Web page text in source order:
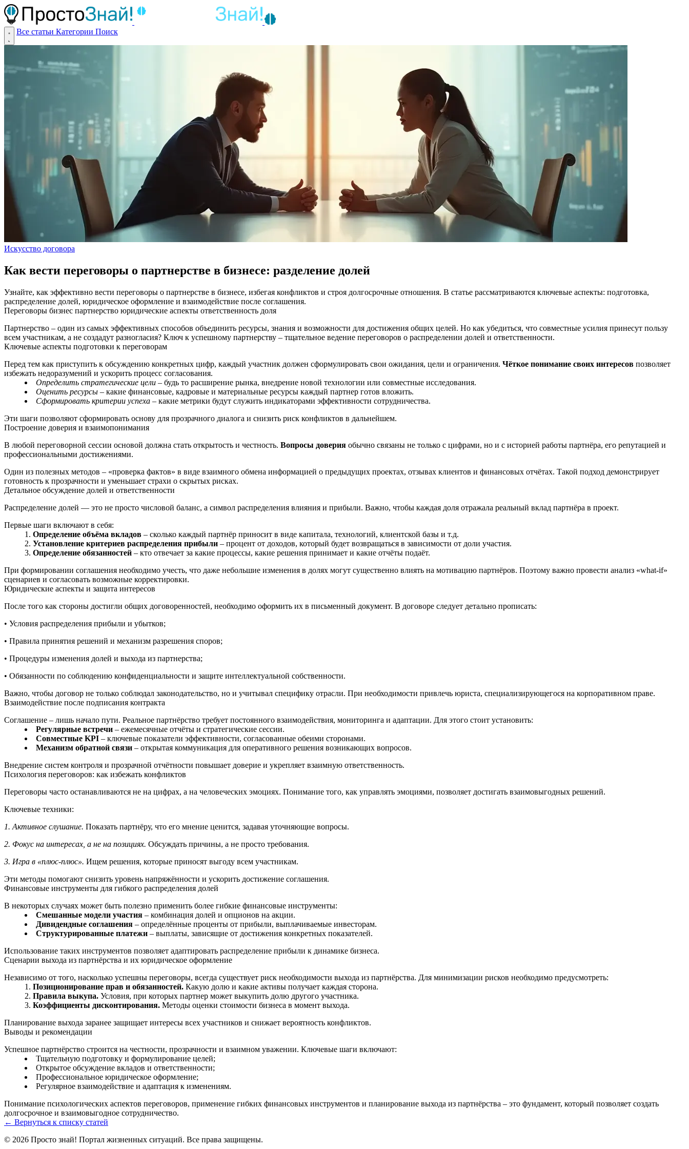
Все статьи Категории Поиск
Искусство договора
Как вести переговоры о партнерстве в бизнесе: разделение долей
Узнайте, как эффективно вести переговоры о партнерстве в бизнесе, избегая конфликтов и строя долгосрочные отношения. В статье рассматриваются ключевые аспекты: подготовка,
распределение долей, юридическое оформление и взаимодействие после соглашения.
Переговоры бизнес партнерство юридические аспекты ответственность доля
Партнерство – один из самых эффективных способов объединить ресурсы, знания и возможности для достижения общих целей. Но как убедиться, что совместные усилия принесут пользу
всем участникам, а не создадут разногласия? Ключ к успешному партнерству – тщательное ведение переговоров о распределении долей и ответственности.
Ключевые аспекты подготовки к переговорам
Перед тем как приступить к обсуждению конкретных цифр, каждый участник должен сформулировать свои ожидания, цели и ограничения. Чёткое понимание своих интересов позволяет
избежать недоразумений и ускорить процесс согласования.
Определить стратегические цели – будь то расширение рынка, внедрение новой технологии или совместные исследования.
Оценить ресурсы – какие финансовые, кадровые и материальные ресурсы каждый партнер готов вложить.
Сформировать критерии успеха – какие метрики будут служить индикаторами эффективности сотрудничества.
Эти шаги позволяют сформировать основу для прозрачного диалога и снизить риск конфликтов в дальнейшем.
Построение доверия и взаимопонимания
В любой переговорной сессии основой должна стать открытость и честность. Вопросы доверия обычно связаны не только с цифрами, но и с историей работы партнёра, его репутацией и
профессиональными достижениями.
Один из полезных методов – «проверка фактов» в виде взаимного обмена информацией о предыдущих проектах, отзывах клиентов и финансовых отчётах. Такой подход демонстрирует
готовность к прозрачности и уменьшает страхи о скрытых рисках.
Детальное обсуждение долей и ответственности
Распределение долей — это не просто числовой баланс, а символ распределения влияния и прибыли. Важно, чтобы каждая доля отражала реальный вклад партнёра в проект.
Первые шаги включают в себя:
Определение объёма вкладов – сколько каждый партнёр приносит в виде капитала, технологий, клиентской базы и т.д.
Установление критериев распределения прибыли – процент от доходов, который будет возвращаться в зависимости от доли участия.
Определение обязанностей – кто отвечает за какие процессы, какие решения принимает и какие отчёты подаёт.
При формировании соглашения необходимо учесть, что даже небольшие изменения в долях могут существенно влиять на мотивацию партнёров. Поэтому важно провести анализ «what-if»
сценариев и согласовать возможные корректировки.
Юридические аспекты и защита интересов
После того как стороны достигли общих договоренностей, необходимо оформить их в письменный документ. В договоре следует детально прописать:
• Условия распределения прибыли и убытков;
• Правила принятия решений и механизм разрешения споров;
• Процедуры изменения долей и выхода из партнерства;
• Обязанности по соблюдению конфиденциальности и защите интеллектуальной собственности.
Важно, чтобы договор не только соблюдал законодательство, но и учитывал специфику отрасли. При необходимости привлечь юриста, специализирующегося на корпоративном праве.
Взаимодействие после подписания контракта
Соглашение – лишь начало пути. Реальное партнёрство требует постоянного взаимодействия, мониторинга и адаптации. Для этого стоит установить:
Регулярные встречи – ежемесячные отчёты и стратегические сессии.
Совместные KPI – ключевые показатели эффективности, согласованные обеими сторонами.
Механизм обратной связи – открытая коммуникация для оперативного решения возникающих вопросов.
Внедрение систем контроля и прозрачной отчётности повышает доверие и укрепляет взаимную ответственность.
Психология переговоров: как избежать конфликтов
Переговоры часто останавливаются не на цифрах, а на человеческих эмоциях. Понимание того, как управлять эмоциями, позволяет достигать взаимовыгодных решений.
Ключевые техники:
1. Активное слушание. Показать партнёру, что его мнение ценится, задавая уточняющие вопросы.
2. Фокус на интересах, а не на позициях. Обсуждать причины, а не просто требования.
3. Игра в «плюс‑плюс». Ищем решения, которые приносят выгоду всем участникам.
Эти методы помогают снизить уровень напряжённости и ускорить достижение соглашения.
Финансовые инструменты для гибкого распределения долей
В некоторых случаях может быть полезно применить более гибкие финансовые инструменты:
Смешанные модели участия – комбинация долей и опционов на акции.
Дивидендные соглашения – определённые проценты от прибыли, выплачиваемые инвесторам.
Структурированные платежи – выплаты, зависящие от достижения конкретных показателей.
Использование таких инструментов позволяет адаптировать распределение прибыли к динамике бизнеса.
Сценарии выхода из партнёрства и их юридическое оформление
Независимо от того, насколько успешны переговоры, всегда существует риск необходимости выхода из партнёрства. Для минимизации рисков необходимо предусмотреть:
Позиционирование прав и обязанностей. Какую долю и какие активы получает каждая сторона.
Правила выкупа. Условия, при которых партнер может выкупить долю другого участника.
Коэффициенты дисконтирования. Методы оценки стоимости бизнеса в момент выхода.
Планирование выхода заранее защищает интересы всех участников и снижает вероятность конфликтов.
Выводы и рекомендации
Успешное партнёрство строится на честности, прозрачности и взаимном уважении. Ключевые шаги включают:
Тщательную подготовку и формулирование целей;
Открытое обсуждение вкладов и ответственности;
Профессиональное юридическое оформление;
Регулярное взаимодействие и адаптация к изменениям.
Понимание психологических аспектов переговоров, применение гибких финансовых инструментов и планирование выхода из партнёрства – это фундамент, который позволяет создать
долгосрочное и взаимовыгодное сотрудничество.
← Вернуться к списку статей
© 2026 Просто знай! Портал жизненных ситуаций. Все права защищены.